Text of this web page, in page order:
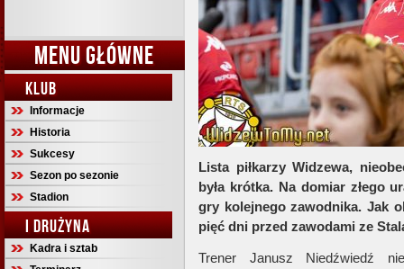
MENU GŁÓWNE
KLUB
Informacje
Historia
Sukcesy
Sezon po sezonie
Stadion
I DRUŻYNA
Kadra i sztab
Lista piłkarzy Widzewa,
była krótka. Na domiar złego
gry kolejnego zawodnika. Jak
pięć dni przed zawodami ze
Trener Janusz Niedźwiedź